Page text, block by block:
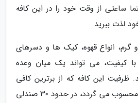
ساعتی از وقت خود را در این کافه
لذت ببرید.
انواع قهوه، کیک ها و دسرهای
کیفیت، می تواند یک میان وعده
این کافه که از برترین کافی
شاپ های کرمانشاه محسوب می گردد، در حدود 30 صندلی